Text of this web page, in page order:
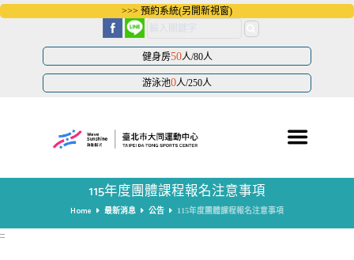
跳
到
>>> 預約系統(另開新視窗)
健身房50人/80人
游泳池0人/250人
115年度團體課程報名注意事項
Home 最新消息 公告 115年度團體課程報名注意事項
:::